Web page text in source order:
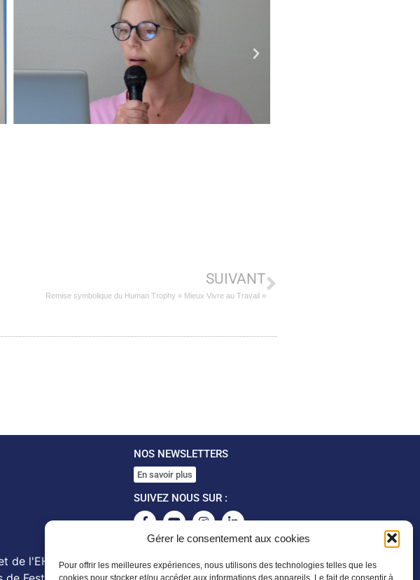
Gérer le consentement aux cookies
Pour offrir les meilleures expériences, nous utilisons des technologies telles que les
cookies pour stocker et/ou accéder aux informations des appareils. Le fait de consentir à
SUIVANT
Remise symbolique du Human Trophy « Mieux Vivre au Travail »
de l'EHPAD Les
NOS NEWSLETTERS
En savoir plus
SUIVEZ NOUS SUR :